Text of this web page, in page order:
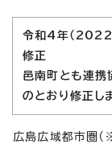
令和4年（2022
修正
邑南町とも連携
のとおり修正し
広島広域都市圏（